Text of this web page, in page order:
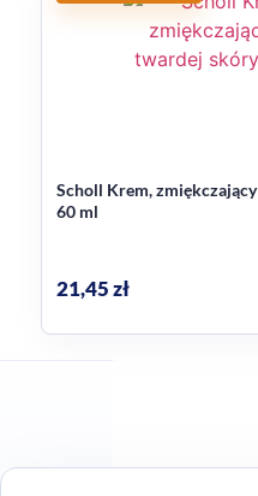
Wybór do
Jeśli zależy Ci na
Scholl Krem,
60 ml
21,45zł